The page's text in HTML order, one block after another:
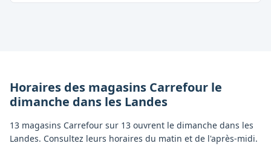
Horaires des magasins Carrefour le
dimanche dans les Landes
13 magasins Carrefour sur 13 ouvrent le dimanche dans les
Landes. Consultez leurs horaires du matin et de l'après-midi.